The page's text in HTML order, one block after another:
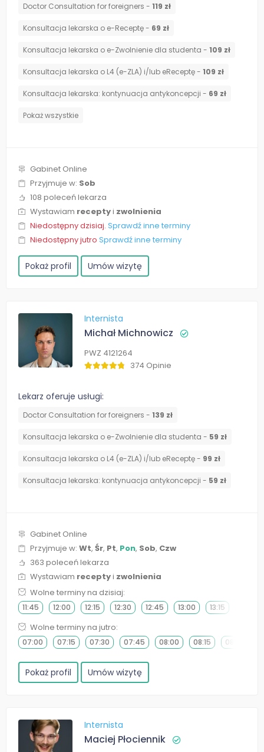
Doctor Consultation for foreigners - 119 zł
Konsultacja lekarska o e-Receptę - 69 zł
Konsultacja lekarska o e-Zwolnienie dla studenta - 109 zł
Konsultacja lekarska o L4 (e-ZLA) i/lub eReceptę - 109 zł
⁠Konsultacja lekarska: kontynuacja antykoncepcji - 69 zł
Pokaż wszystkie
Gabinet Online
Przyjmuje w: Sob
108 poleceń lekarza
Wystawiam receptyi zwolnienia
Niedostępny dzisiaj. Sprawdź inne terminy
Niedostępny jutro Sprawdź inne terminy
Pokaż profil Umów wizytę
Internista
Michał Michnowicz
PWZ 4121264
374 Opinie
Lekarz oferuje usługi:
Doctor Consultation for foreigners - 139 zł
Konsultacja lekarska o e-Zwolnienie dla studenta - 59 zł
Konsultacja lekarska o L4 (e-ZLA) i/lub eReceptę - 99 zł
⁠Konsultacja lekarska: kontynuacja antykoncepcji - 59 zł
Gabinet Online
Przyjmuje w: Wt, Śr, Pt, Pon, Sob, Czw
363 poleceń lekarza
Wystawiam receptyi zwolnienia
Wolne terminy na dzisiaj:
11:45 12:00 12:15 12:30 12:45 13:00 13:15
Wolne terminy na jutro:
07:00 07:15 07:30 07:45 08:00 08:15 08:30
Pokaż profil Umów wizytę
Internista
Maciej Płociennik